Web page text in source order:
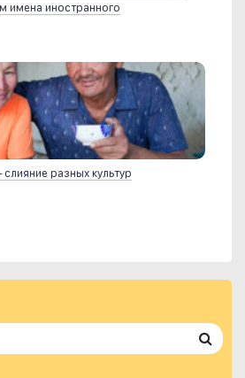
имена иностранного
разных культур